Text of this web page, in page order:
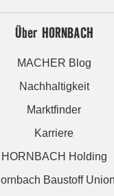
Über HORNBACH
MACHER Blog
Nachhaltigkeit
Marktfinder
Karriere
HORNBACH Holding
Baustoff Union